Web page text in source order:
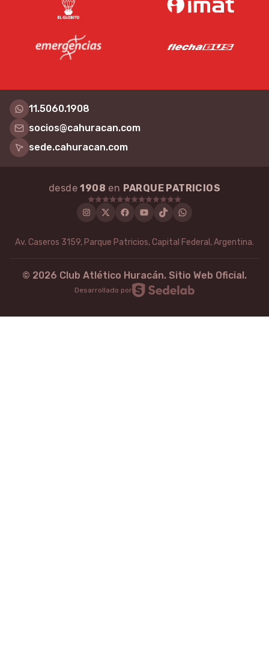
11.5060.1908
socios@cahuracan.com
sede.cahuracan.com
desde1908 en PARQUE PATRICIOS
Instagram
TwitterFacebook
Youtube
TiktokWhatsApp
Av. Caseros 3159, Parque Patricios, Capital Federal, Argentina.
© 2026 Club Atlético Huracán. Sitio Web Oficial.
Desarrollado por